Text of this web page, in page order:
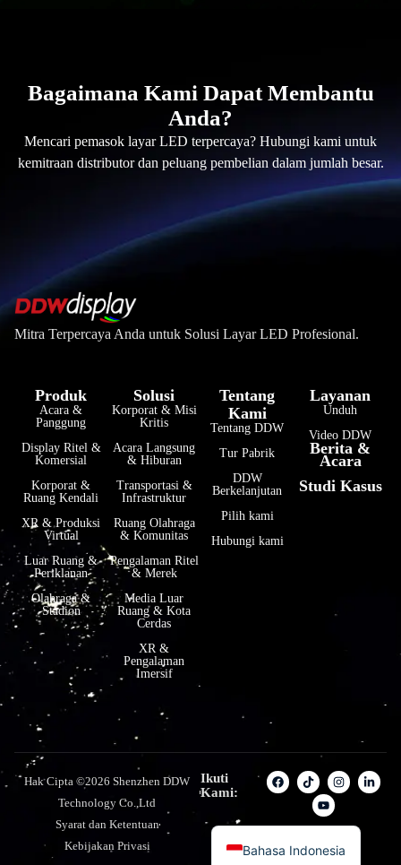
Bagaimana Kami Dapat Membantu
Anda?
Mencari pemasok layar LED terpercaya? Hubungi kami untuk
kemitraan distributor dan peluang pembelian dalam jumlah besar.
Mitra Terpercaya Anda untuk Solusi Layar LED Profesional.
Produk
Acara &
Panggung
Display Ritel &
Komersial
Korporat &
Ruang Kendali
XR & Produksi
Virtual
Luar Ruang &
Periklanan
Olahraga &
Stadion
Solusi
Korporat & Misi
Kritis
Acara Langsung
& Hiburan
Transportasi &
Infrastruktur
Ruang Olahraga
& Komunitas
Pengalaman Ritel
& Merek
Media Luar
Ruang & Kota
Cerdas
XR &
Pengalaman
Imersif
Tentang
Kami
Tentang DDW
Tur Pabrik
DDW
Berkelanjutan
Pilih kami
Hubungi kami
Layanan
Unduh
Video DDW
Berita &
Acara
Studi Kasus
Hak Cipta ©2026 Shenzhen DDW
Technology Co.,Ltd
Syarat dan Ketentuan
Kebijakan Privasi
Ikuti
Kami:
Bahasa Indonesia
Español
한국어
हिन्दी